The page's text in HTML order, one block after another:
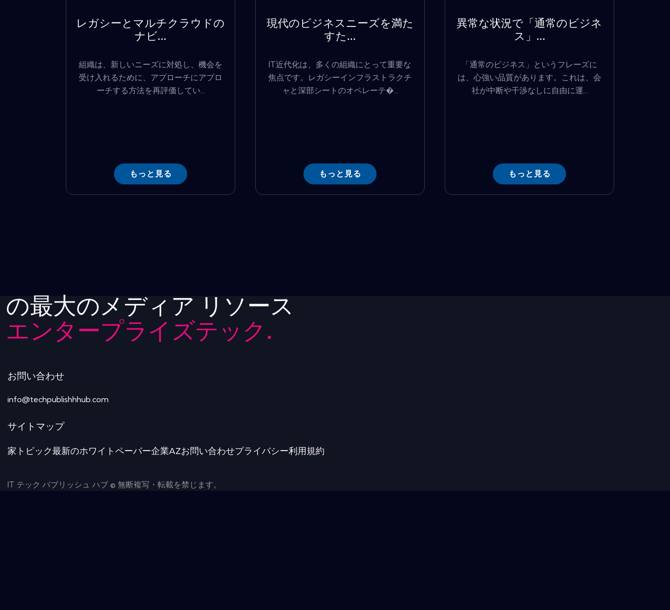
レガシーとマルチクラウドの
ナビ...
組織は、新しいニーズに対処し、機会を
受け入れるために、アプローチにアプロ
ーチする方法を再評価してい...
もっと見る
現代のビジネスニーズを満た
すた...
IT近代化は、多くの組織にとって重要な
焦点です。レガシーインフラストラクチ
ャと深部シートのオペレーテ�...
もっと見る
異常な状況で「通常のビジネ
ス」...
「通常のビジネス」というフレーズに
は、心強い品質があります。これは、会
社が中断や干渉なしに自由に運...
もっと見る
の最大のメディア リソース
エンタープライズテック.
お問い合わせ
info@techpublishhhub.com
サイトマップ
家 トピック最新のホワイトペーパー企業AZお問い合わせプライバシー利用規約
IT テック パブリッシュ ハブ © 無断複写・転載を禁じます。